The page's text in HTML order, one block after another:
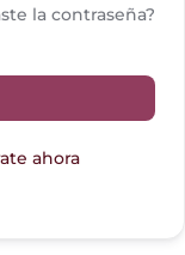
la contraseña?
ahora